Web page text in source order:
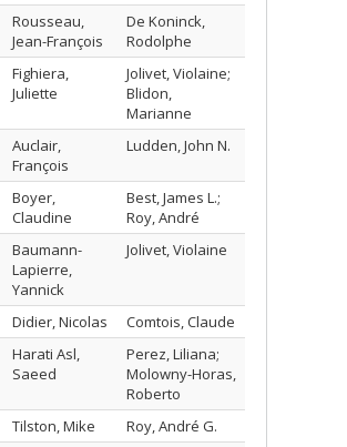
Rousseau,
Jean-François
De Koninck,
Rodolphe
Fighiera,
Juliette
Jolivet, Violaine;
Blidon,
Marianne
Auclair,
François
Ludden, John N.
Boyer,
Claudine
Best, James L.;
Roy, André
Baumann-
Lapierre,
Yannick
Jolivet, Violaine
Didier, Nicolas
Comtois, Claude
Harati Asl,
Saeed
Perez, Liliana;
Molowny-Horas,
Roberto
Tilston, Mike
Roy, André G.